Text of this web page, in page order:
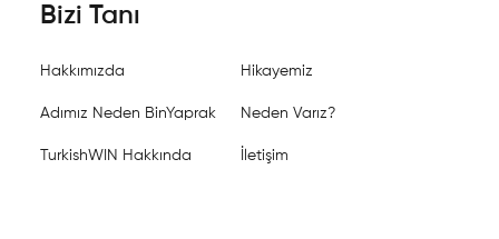
Bizi Tanı
Hakkımızda Hikayemiz
Adımız Neden BinYaprak Neden Varız?
TurkishWIN Hakkında İletişim